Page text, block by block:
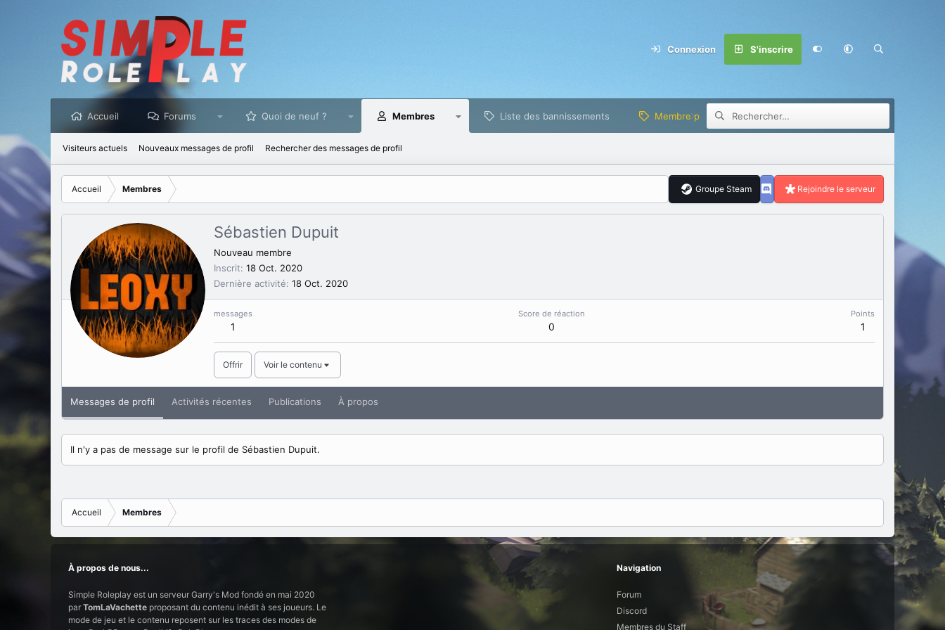
Connexion S'inscrire
Accueil Forums Quoi de neuf ? Membres Liste des bannissements Membre privilège
Visiteurs actuels Nouveaux messages de profil Rechercher des messages de profil
Accueil Membres Groupe Steam Rejoindre le serveur
Sébastien Dupuit
Nouveau membre
Inscrit 18 Oct. 2020
Dernière activité 18 Oct. 2020
messages
1
Score de réaction
0
Points
1
Offrir Voir le contenu
Messages de profil Activités récentes Publications À propos
Il n'y a pas de message sur le profil de Sébastien Dupuit.
Accueil Membres
À propos de nous...
Simple Roleplay est un serveur Garry's Mod fondé en mai 2020
par TomLaVachette proposant du contenu inédit à ses joueurs. Le
mode de jeu et le contenu reposent sur les traces des modes de
Navigation
Forum
Discord
Membres du Staff